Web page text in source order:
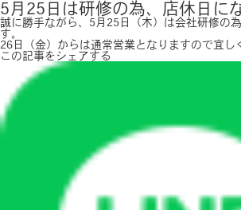
5月25日は研修の為、店休日に
誠に勝手ながら、5月25日（木）は会社研修の
す。
26日（金）からは通常営業となりますので宜し
この記事をシェアする